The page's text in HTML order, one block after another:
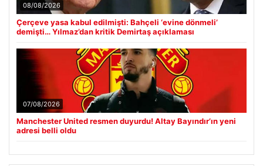
08/08/2026
Çerçeve yasa kabul edilmişti: Bahçeli ‘evine dönmeli’
demişti… Yılmaz’dan kritik Demirtaş açıklaması
07/08/2026
Manchester United resmen duyurdu! Altay Bayındır’ın yeni
adresi belli oldu